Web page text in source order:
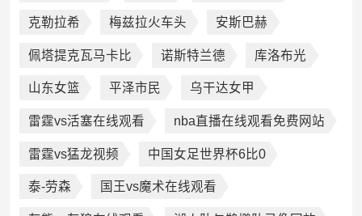
克勒拉希 梅兹拉火车头 安斯巴赫
佩塔提克瓦马卡比 诺斯特兰德 库洛布光
山东女篮 平泽市民 乌干达女甲
雷霆vs活塞在线观看 nba直播在线观看免费网站
雷霆vs猛龙视频 中国女足世界杯6比0
泰-劳森 国王vs魔术在线观看